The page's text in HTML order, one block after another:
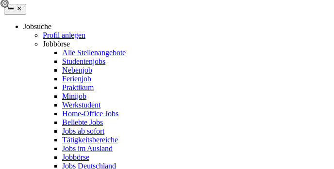
Jobsuche
Profil anlegen
Jobbörse
Alle Stellenangebote
Studentenjobs
Nebenjob
Ferienjob
Praktikum
Minijob
Werkstudent
Home-Office Jobs
Beliebte Jobs
Jobs ab sofort
Tätigkeitsbereiche
Jobs im Ausland
Jobbörse
Jobs Deutschland